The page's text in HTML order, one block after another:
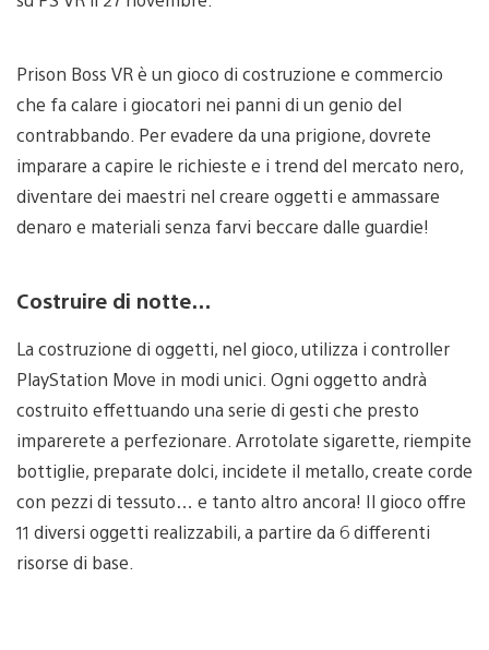
Prison Boss VR è un gioco di costruzione e commercio
che fa calare i giocatori nei panni di un genio del
contrabbando. Per evadere da una prigione, dovrete
imparare a capire le richieste e i trend del mercato nero,
diventare dei maestri nel creare oggetti e ammassare
denaro e materiali senza farvi beccare dalle guardie!
Costruire di notte…
La costruzione di oggetti, nel gioco, utilizza i controller
PlayStation Move in modi unici. Ogni oggetto andrà
costruito effettuando una serie di gesti che presto
imparerete a perfezionare. Arrotolate sigarette, riempite
bottiglie, preparate dolci, incidete il metallo, create corde
con pezzi di tessuto… e tanto altro ancora! Il gioco offre
11 diversi oggetti realizzabili, a partire da 6 differenti
risorse di base.